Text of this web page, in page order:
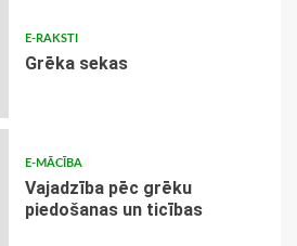
E-RAKSTI
Grēka sekas
E-MĀCĪBA
Vajadzība pēc grēku
piedošanas un ticības